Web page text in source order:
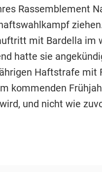
Rassemblement
mit Bardella im
hatte sie
Haftstrafe mit
kommenden
und nicht wie